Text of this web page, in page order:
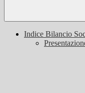
Indice Bilancio